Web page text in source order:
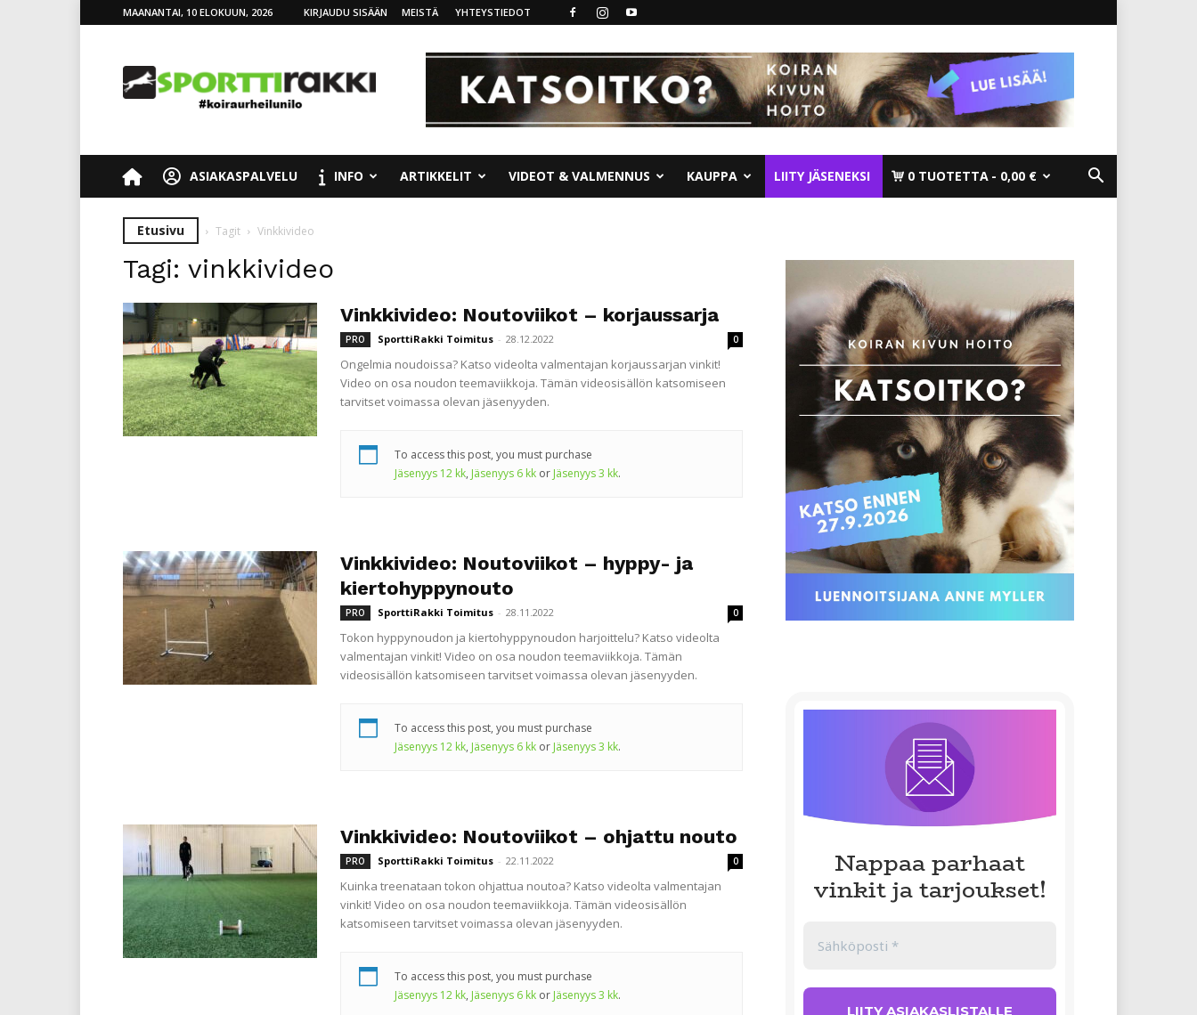
MAANANTAI, 10 ELOKUUN, 2026 KIRJAUDU SISÄÄN MEISTÄ YHTEYSTIEDOT
ASIAKASPALVELU INFO ARTIKKELIT VIDEOT & VALMENNUS KAUPPA LIITY JÄSENEKSI 0 TUOTETTA 0,00 €
Etusivu Tagit Vinkkivideo
Tagi: vinkkivideo
Vinkkivideo: Noutoviikot – korjaussarja
PRO SporttiRakki Toimitus - 28.12.2022 0
Ongelmia noudoissa? Katso videolta valmentajan korjaussarjan vinkit!
Video on osa noudon teemaviikkoja. Tämän videosisällön katsomiseen
tarvitset voimassa olevan jäsenyyden.
To access this post, you must purchase
Jäsenyys 12 kk, Jäsenyys 6 kk or Jäsenyys 3 kk.
Vinkkivideo: Noutoviikot – hyppy- ja
kiertohyppynouto
PRO SporttiRakki Toimitus - 28.11.2022 0
Tokon hyppynoudon ja kiertohyppynoudon harjoittelu? Katso videolta
valmentajan vinkit! Video on osa noudon teemaviikkoja. Tämän
videosisällön katsomiseen tarvitset voimassa olevan jäsenyyden.
To access this post, you must purchase
Jäsenyys 12 kk, Jäsenyys 6 kk or Jäsenyys 3 kk.
Vinkkivideo: Noutoviikot – ohjattu nouto
PRO SporttiRakki Toimitus - 22.11.2022 0
Kuinka treenataan tokon ohjattua noutoa? Katso videolta valmentajan
vinkit! Video on osa noudon teemaviikkoja. Tämän videosisällön
katsomiseen tarvitset voimassa olevan jäsenyyden.
To access this post, you must purchase
Jäsenyys 12 kk, Jäsenyys 6 kk or Jäsenyys 3 kk.
Nappaa parhaat
vinkit ja tarjoukset!